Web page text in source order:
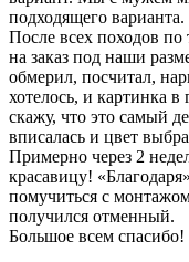
подходящего варианта.
После всех походов
на заказ под наши
обмерил, посчитал,
хотелось, и картинка
скажу, что это самый
вписалась и цвет
Примерно через 2
красавицу!
помучиться с
получился отменный.
Большое всем